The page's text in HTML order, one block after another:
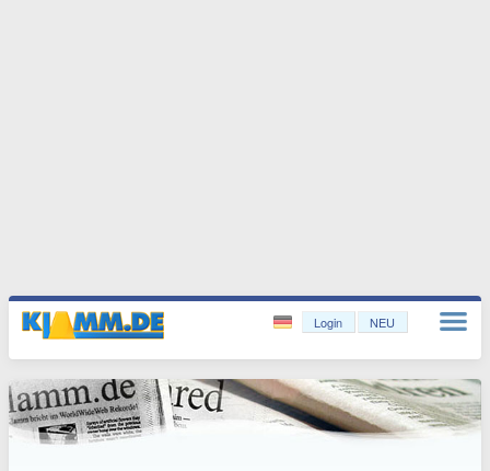
Login NEU